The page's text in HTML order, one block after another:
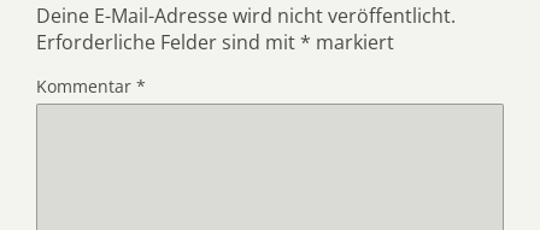
Deine E-Mail-Adresse wird nicht veröffentlicht.
Erforderliche Felder sind mit * markiert
Kommentar *